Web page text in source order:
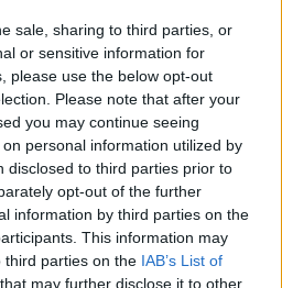
sale, sharing to third parties, or
or sensitive information for
please use the below opt-out
Please note that after your
you may continue seeing
personal information utilized by
disclosed to third parties prior to
opt-out of the further
information by third parties on the
This information may
third parties on the IAB’s List of
that may further disclose it to other
και πόσο
να δώσει», λέει ο
ότι μπορεί να
σε κάποιο άλλο
αυτό, όταν είναι τόσο
επηρεάζονται και
. Για παράδειγμα, το